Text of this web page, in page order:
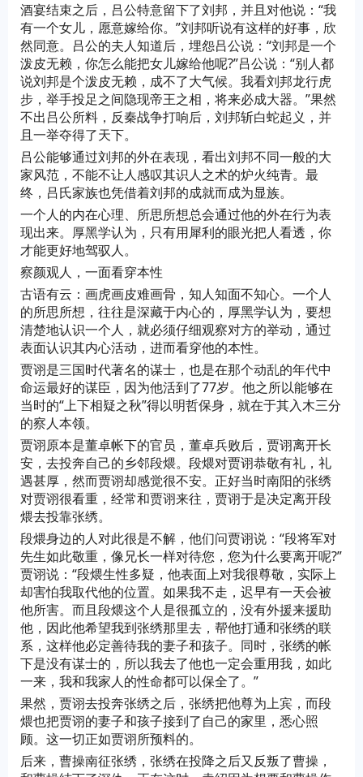
酒宴结束之后，吕公特意留下了刘邦，并且对他说：“我
有一个女儿，愿意嫁给你。”刘邦听说有这样的好事，欣
然同意。吕公的夫人知道后，埋怨吕公说：“刘邦是一个
泼皮无赖，你怎么能把女儿嫁给他呢?”吕公说：“别人都
说刘邦是个泼皮无赖，成不了大气候。我看刘邦龙行虎
步，举手投足之间隐现帝王之相，将来必成大器。”果然
不出吕公所料，反秦战争打响后，刘邦斩白蛇起义，并
且一举夺得了天下。
吕公能够通过刘邦的外在表现，看出刘邦不同一般的大
家风范，不能不让人感叹其识人之术的炉火纯青。最
终，吕氏家族也凭借着刘邦的成就而成为显族。
一个人的内在心理、所思所想总会通过他的外在行为表
现出来。厚黑学认为，只有用犀利的眼光把人看透，你
才能更好地驾驭人。
察颜观人，一面看穿本性
古语有云：画虎画皮难画骨，知人知面不知心。一个人
的所思所想，往往是深藏于内心的，厚黑学认为，要想
清楚地认识一个人，就必须仔细观察对方的举动，通过
表面认识其内心活动，进而看穿他的本性。
贾诩是三国时代著名的谋士，也是在那个动乱的年代中
命运最好的谋臣，因为他活到了77岁。他之所以能够在
当时的“上下相疑之秋”得以明哲保身，就在于其入木三分
的察人本领。
贾诩原本是董卓帐下的官员，董卓兵败后，贾诩离开长
安，去投奔自己的乡邻段煨。段煨对贾诩恭敬有礼，礼
遇甚厚，然而贾诩却感觉很不安。正好当时南阳的张绣
对贾诩很看重，经常和贾诩来往，贾诩于是决定离开段
煨去投靠张绣。
段煨身边的人对此很是不解，他们问贾诩说：“段将军对
先生如此敬重，像兄长一样对待您，您为什么要离开呢?”
贾诩说：“段煨生性多疑，他表面上对我很尊敬，实际上
却害怕我取代他的位置。如果我不走，迟早有一天会被
他所害。而且段煨这个人是很孤立的，没有外援来援助
他，因此他希望我到张绣那里去，帮他打通和张绣的联
系，这样他必定善待我的妻子和孩子。同时，张绣的帐
下是没有谋士的，所以我去了他也一定会重用我，如此
一来，我和我家人的性命都可以保全了。”
果然，贾诩去投奔张绣之后，张绣把他尊为上宾，而段
煨也把贾诩的妻子和孩子接到了自己的家里，悉心照
顾。这一切正如贾诩所预料的。
后来，曹操南征张绣，张绣在投降之后又反叛了曹操，